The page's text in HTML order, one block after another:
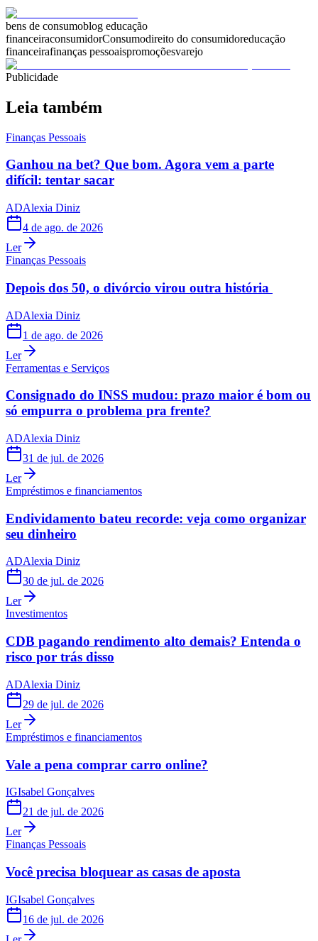
bens de consumoblog educação
financeiraconsumidorConsumodireito do consumidoreducação
financeirafinanças pessoaispromoçõesvarejo
Publicidade
Leia também
Finanças Pessoais
Ganhou na bet? Que bom. Agora vem a parte
difícil: tentar sacar
ADAlexia Diniz
4 de ago. de 2026
Ler
Finanças Pessoais
Depois dos 50, o divórcio virou outra história
ADAlexia Diniz
1 de ago. de 2026
Ler
Ferramentas e Serviços
Consignado do INSS mudou: prazo maior é bom ou
só empurra o problema pra frente?
ADAlexia Diniz
31 de jul. de 2026
Ler
Empréstimos e financiamentos
Endividamento bateu recorde: veja como organizar
seu dinheiro
ADAlexia Diniz
30 de jul. de 2026
Ler
Investimentos
CDB pagando rendimento alto demais? Entenda o
risco por trás disso
ADAlexia Diniz
29 de jul. de 2026
Ler
Empréstimos e financiamentos
Vale a pena comprar carro online?
IGIsabel Gonçalves
21 de jul. de 2026
Ler
Finanças Pessoais
Você precisa bloquear as casas de aposta
IGIsabel Gonçalves
16 de jul. de 2026